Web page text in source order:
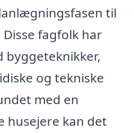
til
fagfolk har
byggeteknikker,
og tekniske
med en
husejere kan det